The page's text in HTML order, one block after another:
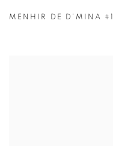
MENHIR DE D'MINA #1